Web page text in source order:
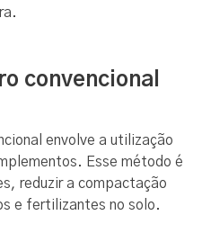
convencional
envolve a utilização
Esse método é
reduzir a compactação
e fertilizantes no solo.